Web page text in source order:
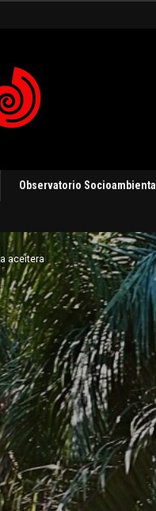
Observatorio Socioambiental
aceitera